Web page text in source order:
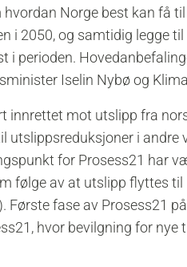
hvordan Norge best kan få
i 2050, og samtidig legge
i perioden.
Iselin Nybø og
innrettet mot utslipp fra
utslippsreduksjoner i
for Prosess21 har
følge av at utslipp flyttes
Første fase av Prosess21
hvor bevilgning for